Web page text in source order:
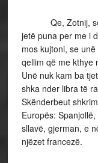
Qe, Zotnij, se
jetë puna per me i
mos kujtoni, se
qellim që me kthye
Unë nuk kam ba
shka nder libra të
Skënderbeut
Europës:
sllavë, gjerman, e
njëzet francezë.